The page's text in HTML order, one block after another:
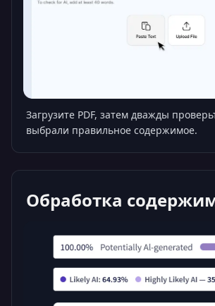
Загрузите PDF, затем дважды
выбрали правильное содержимое.
Обработка